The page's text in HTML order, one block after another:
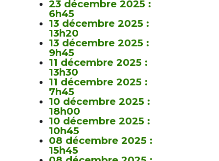
23 décembre 2025 :
6h45
13 décembre 2025 :
13h20
13 décembre 2025 :
9h45
11 décembre 2025 :
13h30
11 décembre 2025 :
7h45
10 décembre 2025 :
18h00
10 décembre 2025 :
10h45
08 décembre 2025 :
15h45